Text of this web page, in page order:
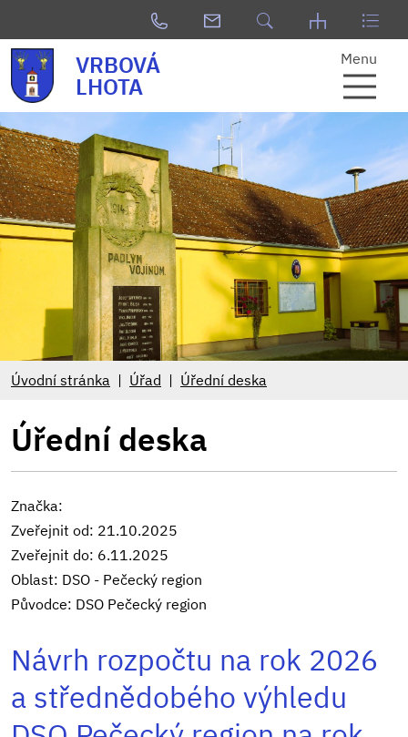
VRBOVÁ
LHOTA
Menu
Úvodní stránka Úřad Úřední deska
Úřední deska
Značka:
Zveřejnit od: 21.10.2025
Zveřejnit do: 6.11.2025
Oblast: DSO - Pečecký region
Původce: DSO Pečecký region
Návrh rozpočtu na rok 2026
a střednědobého výhledu